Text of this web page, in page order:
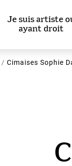
Je suis artiste
ayant droit
Cimaises Sophie